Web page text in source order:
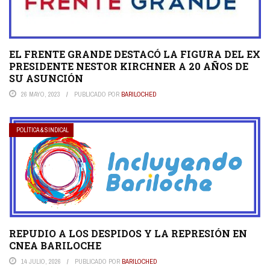
EL FRENTE GRANDE DESTACÓ LA FIGURA DEL EX
PRESIDENTE NESTOR KIRCHNER A 20 AÑOS DE
SU ASUNCIÓN
26 MAYO, 2023 PUBLICADO POR BARILOCHED
POLÍTICA & SINDICAL
REPUDIO A LOS DESPIDOS Y LA REPRESIÓN EN
CNEA BARILOCHE
14 JULIO, 2026 PUBLICADO POR BARILOCHED